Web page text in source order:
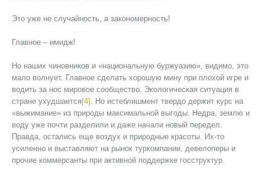
Это уже не случайность, а закономерность!
Главное – имидж!
Но наших чиновников и «национальную буржуазию», видимо, это
мало волнует. Главное сделать хорошую мину при плохой игре и
водить за нос мировое сообщество. Экологическая ситуация в
стране ухудшается[4] . Но истеблишмент твердо держит курс на
«выжимание» из природы максимальной выгоды. Недра, землю и
воду уже почти разделили и даже начали новый передел.
Правда, остались еще воздух и природные красоты. Их-то
усиленно и выставляют на рынок туркомпании, девелоперы и
прочие коммерсанты при активной поддержке госструктур.